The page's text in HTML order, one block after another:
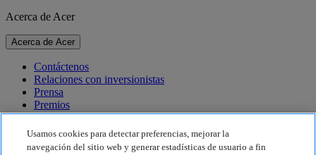
Acerca de Acer
Acerca de Acer
Contáctenos
Relaciones con inversionistas
Prensa
Premios
Eventos
Sostenibilidad
Usamos cookies para detectar preferencias, mejorar la
navegación del sitio web y generar estadísticas de usuario a fin